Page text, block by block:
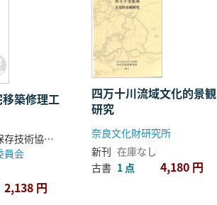
築修理工
文化財建造物保存技術協会 編
員会
2,138 円
四万十川流域文化的景観
研究
奈良文化財研究所
新刊 在庫なし
古書 1 点 4,180 円